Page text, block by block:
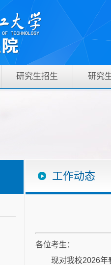
研究生招生 研究
工作动态
各位考生：
现对我校2026年春